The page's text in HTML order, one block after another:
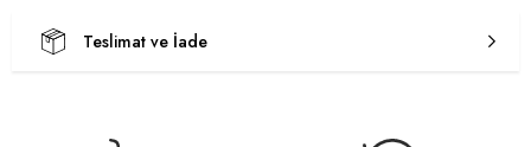
Teslimat ve İade